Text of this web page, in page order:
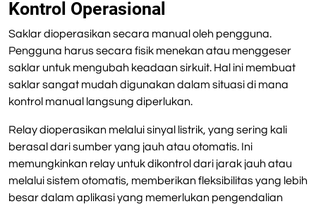
Kontrol Operasional
Saklar dioperasikan secara manual oleh pengguna.
Pengguna harus secara fisik menekan atau menggeser
saklar untuk mengubah keadaan sirkuit. Hal ini membuat
saklar sangat mudah digunakan dalam situasi di mana
kontrol manual langsung diperlukan.
Relay dioperasikan melalui sinyal listrik, yang sering kali
berasal dari sumber yang jauh atau otomatis. Ini
memungkinkan relay untuk dikontrol dari jarak jauh atau
melalui sistem otomatis, memberikan fleksibilitas yang lebih
besar dalam aplikasi yang memerlukan pengendalian